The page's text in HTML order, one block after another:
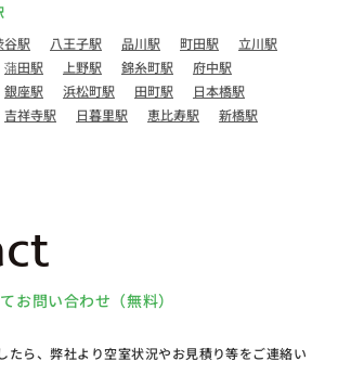
谷駅 八王子駅 品川駅 町田駅
立川駅
蒲田駅 上野駅 錦糸町駅
府中駅
銀座駅 浜松町駅 田町駅
日本橋駅
吉祥寺駅 日暮里駅 恵比寿駅
新橋駅
お問い合わせ（無料）
たら、弊社より空室状況やお見積り等をご連絡い